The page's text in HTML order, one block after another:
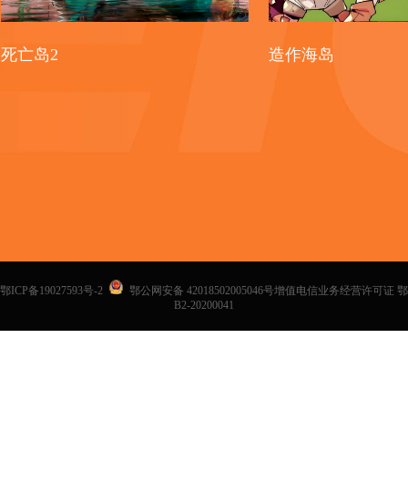
死亡岛2 造作海岛
鄂ICP备19027593号-2
鄂公网安备 42018502005046号增值电信业务经营许可证 鄂
B2-20200041